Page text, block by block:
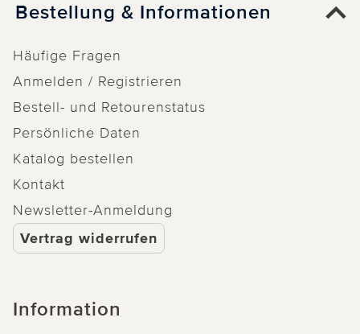
Bestellung & Informationen
Häufige Fragen
Anmelden / Registrieren
Bestell- und Retourenstatus
Persönliche Daten
Katalog bestellen
Kontakt
Newsletter-Anmeldung
Vertrag widerrufen
Information